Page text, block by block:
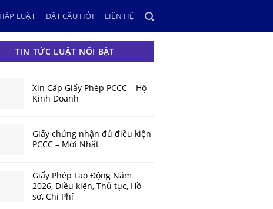
LUẬT ĐẶT CÂU HỎI LIÊN HỆ
TIN TỨC LUẬT NỔI BẬT
Xin Cấp Giấy Phép PCCC – Hộ
Kinh Doanh
Giấy chứng nhận đủ điều kiện
PCCC – Mới Nhất
Giấy Phép Lao Động Năm
2026, Điều kiện, Thủ tục, Hồ
sơ, Chi Phí